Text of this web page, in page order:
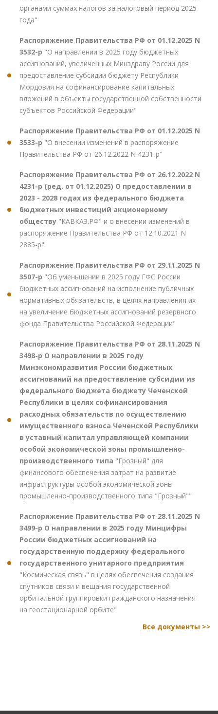
органами суммах налогов за налоговый период 2025
года"
Распоряжение Правительства РФ от 01.12.2025 N
3532-р "О направлении в 2025 году бюджетных
ассигнований, увеличенных Минздраву России для
предоставление субсидии бюджету Республики
Мордовия на софинансирование капитальных
вложений в объекты государственной собственности
субъектов Российской Федерации"
Распоряжение Правительства РФ от 01.12.2025 N
3533-р "О внесении изменений в распоряжение
Правительства РФ от 26.12.2022 N 4231-р"
Распоряжение Правительства РФ от 26.12.2022 N
4231-р (ред. от 01.12.2025) О предоставлении в
2023 - 2028 годах из федерального бюджета
бюджетных инвестиций акционерному
обществу "КАВКАЗ.РФ" и о внесении изменений в
распоряжение Правительства РФ от 12.10.2021 N
2885-р"
Распоряжение Правительства РФ от 29.11.2025 N
3507-р "Об уменьшении в 2025 году ГФС России
бюджетных ассигнований на исполнение публичных
нормативных обязательств, в целях направления их
на увеличение бюджетных ассигнований резервного
фонда Правительства Российской Федерации"
Распоряжение Правительства РФ от 28.11.2025 N
3498-р О направлении в 2025 году
Минэкономразвития России бюджетных
ассигнований на предоставление субсидии из
федерального бюджета бюджету Чеченской
Республики в целях софинансирования
расходных обязательств по осуществлению
имущественного взноса Чеченской Республики
в уставный капитал управляющей компании
особой экономической зоны промышленно-
производственного типа "Грозный" для
финансового обеспечения затрат на развитие
инфраструктуры особой экономической зоны
промышленно-производственного типа "Грозный""
Распоряжение Правительства РФ от 28.11.2025 N
3499-р О направлении в 2025 году Минцифры
России бюджетных ассигнований на
государственную поддержку федерального
государственного унитарного предприятия
"Космическая связь" в целях обеспечения создания
спутников связи и вещания государственной
орбитальной группировки гражданского назначения
на геостационарной орбите"
Все документы >>